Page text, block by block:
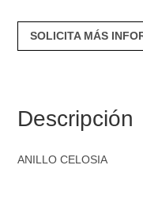
SOLICITA MÁS
Descripción
ANILLO CELOSIA